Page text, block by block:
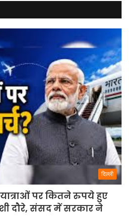
दिल्ली
पर कितने रुपये हुए
दौरे, संसद में सरकार ने